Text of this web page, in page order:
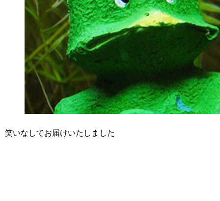
笑いなしでお届けいたしました